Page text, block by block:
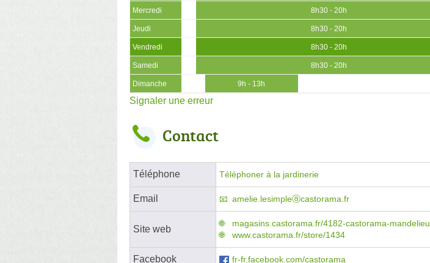
Mercredi 8h30 - 20h
Jeudi 8h30 - 20h
Vendredi 8h30 - 20h
Samedi 8h30 - 20h
Dimanche 9h - 13h
Signaler une erreur
Contact
Téléphone Téléphoner à la jardinerie
Email amelie.lesimpleⓐcastorama.fr
Site web
magasins.castorama.fr/4182-castorama-mandelieu
www.castorama.fr/store/1434
Facebook fr-fr.facebook.com/castorama